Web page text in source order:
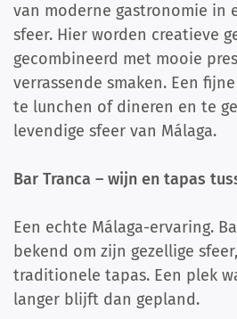
van moderne gastronomie in
sfeer. Hier worden creatieve
gecombineerd met mooie
verrassende smaken. Een
te lunchen of dineren en te
levendige sfeer van Málaga.
Bar Tranca – wijn en tapas
Een echte Málaga-ervaring.
bekend om zijn gezellige
traditionele tapas. Een plek
langer blijft dan gepland.